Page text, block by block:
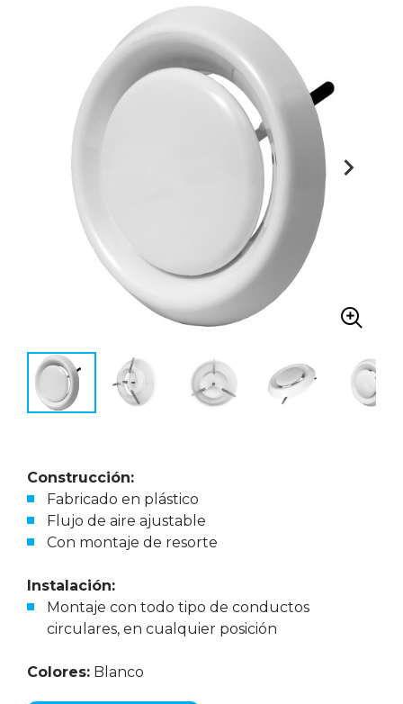
Construcción:
Fabricado en plástico
Flujo de aire ajustable
Con montaje de resorte
Instalación:
Montaje con todo tipo de conductos
circulares, en cualquier posición
Colores: Blanco